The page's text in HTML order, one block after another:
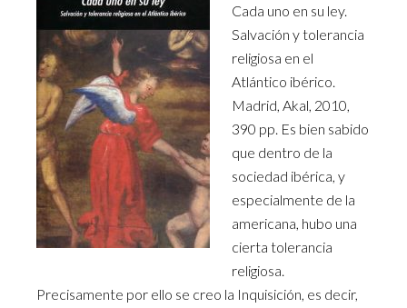
Cada uno en su ley.
Salvación y tolerancia
religiosa en el
Atlántico ibérico.
Madrid, Akal, 2010,
390 pp. Es bien sabido
que dentro de la
sociedad ibérica, y
especialmente de la
americana, hubo una
cierta tolerancia
religiosa.
Precisamente por ello se creo la Inquisición, es decir,